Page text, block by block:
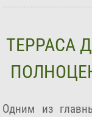
ТЕРРАСА
Одним из